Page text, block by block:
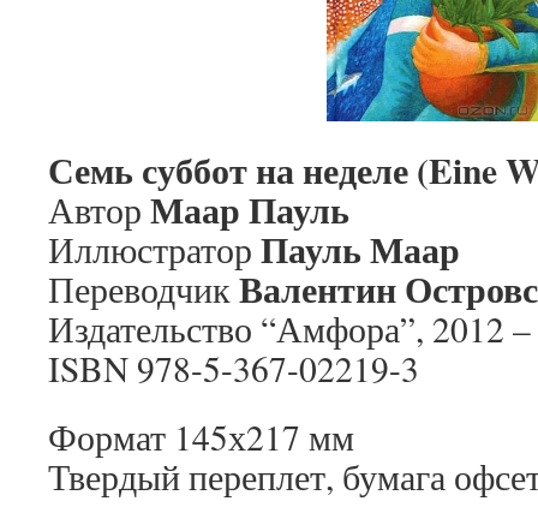
Семь суббот на неделе (Eine
Автор Маар Пауль
Иллюстратор Пауль Маар
Переводчик Валентин
Издательство “Амфора”, 2012
ISBN 978-5-367-02219-3
Формат 145х217 мм
Твердый переплет, бумага